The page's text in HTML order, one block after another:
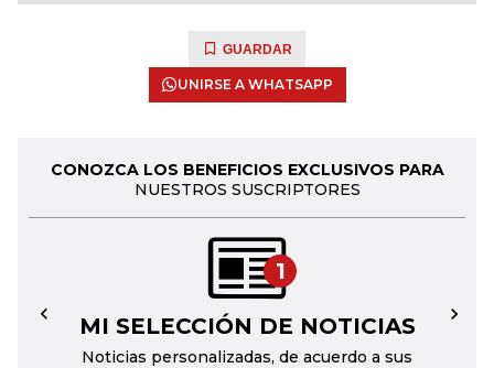
GUARDAR
UNIRSE A WHATSAPP
CONOZCA LOS BENEFICIOS EXCLUSIVOS PARA
NUESTROS SUSCRIPTORES
1
MI SELECCIÓN DE NOTICIAS
Noticias personalizadas, de acuerdo a sus
← →